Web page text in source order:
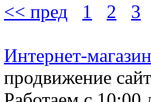
<< пред 1 2 3
Интернет-
продвижение